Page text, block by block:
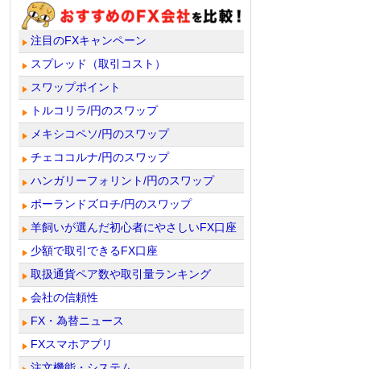
注目のFXキャンペーン
スプレッド（取引コスト）
スワップポイント
トルコリラ/円のスワップ
メキシコペソ/円のスワップ
チェココルナ/円のスワップ
ハンガリーフォリント/円のスワップ
ポーランドズロチ/円のスワップ
羊飼いが選んだ初心者にやさしいFX口座
少額で取引できるFX口座
取扱通貨ペア数や取引量ランキング
会社の信頼性
FX・為替ニュース
FXスマホアプリ